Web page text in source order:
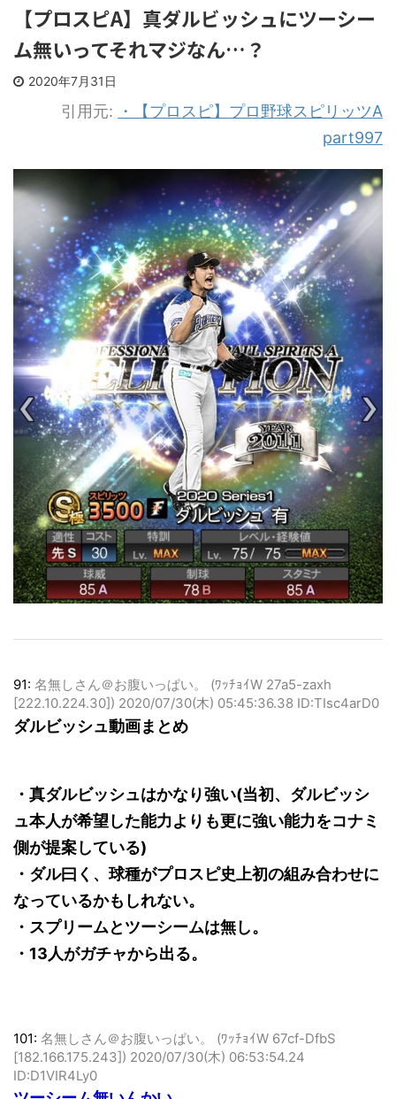
【プロスピA】真ダルビッシュにツーシー
ム無いってそれマジなん…？
引用元:
・【プロスピ】プロ野球スピリッツA
part997
91:名無しさん＠お腹いっぱい。 (ﾜｯﾁｮｲW 27a5-zaxh
[222.10.224.30]) 2020/07/30(木) 05:45:36.38 ID:TIsc4arD0
ダルビッシュ動画まとめ
・真ダルビッシュはかなり強い(当初、ダルビッシ
ュ本人が希望した能力よりも更に強い能力をコナミ
側が提案している)
・ダル曰く、球種がプロスピ史上初の組み合わせに
なっているかもしれない。
・スプリームとツーシームは無し。
・13人がガチャから出る。
101: 名無しさん＠お腹いっぱい。 (ﾜｯﾁｮｲW 67cf-DfbS
[182.166.175.243])
ID:D1VIR4Ly0